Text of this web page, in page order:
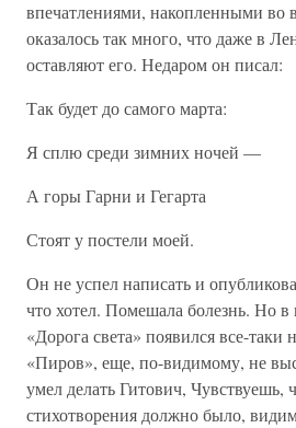
впечатлениями, накопленными во
оказалось так много, что даже в
оставляют его. Недаром он писал:
Так будет до самого марта:
Я сплю среди зимних ночей —
А горы Гарни и Гегарта
Стоят у постели моей.
Он не успел написать и
что хотел. Помешала болезнь. Но
«Дорога света» появился все-
«Пиров», еще, по-видимому, не
умел делать Гитович, Чувствуешь,
стихотворения должно было,